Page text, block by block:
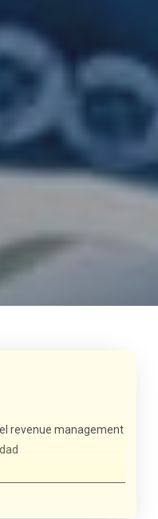
revenue management